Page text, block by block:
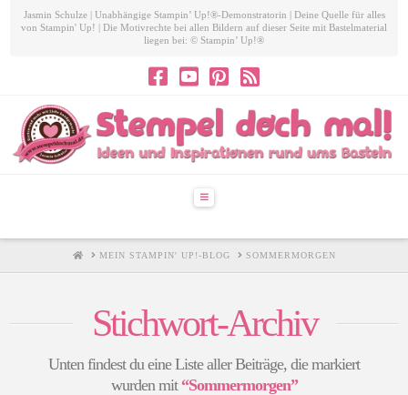
Jasmin Schulze | Unabhängige Stampin’ Up!®-Demonstratorin | Deine Quelle für alles
von Stampin' Up! | Die Motivrechte bei allen Bildern auf dieser Seite mit Bastelmaterial
liegen bei: © Stampin’ Up!®
Navigation
HOMEMEIN STAMPIN' UP!-BLOG SOMMERMORGEN
Stichwort-Archiv
Unten findest du eine Liste aller Beiträge, die markiert
wurden mit “Sommermorgen”